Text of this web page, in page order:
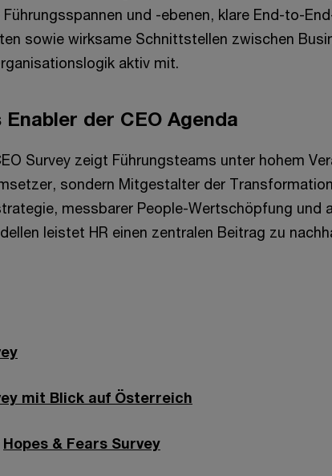
und -ebenen, klare End-to-
sowie wirksame Schnittstellen zwischen
aktiv mit.
Enabler der CEO Agenda
Survey zeigt Führungsteams unter hohem
sondern Mitgestalter der
messbarer People-Wertschöpfung und
leistet HR einen zentralen Beitrag zu
mit Blick auf Österreich
Hopes & Fears Survey